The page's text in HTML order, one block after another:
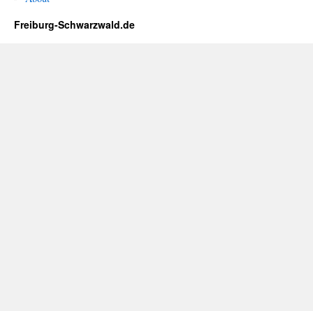
Freiburg-Schwarzwald.de